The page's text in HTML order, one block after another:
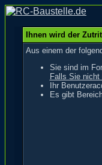
Ihnen wird der
Aus einem der
Sie sind im
Falls Sie
Ihr
Es gibt